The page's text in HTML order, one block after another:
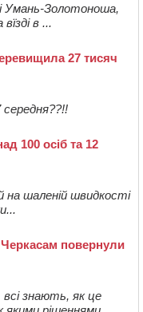
Умань-Золотоноша,
в ...
27 тисяч
100 осіб та 12
на шаленій швидкості
повернули
всі знають, як це